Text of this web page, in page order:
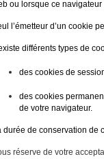
ou lorsque ce
l’émetteur d’un cookie
existe différents types de
des cookies de
des cookies
de votre navigateur.
durée de conservation de
réserve de votre